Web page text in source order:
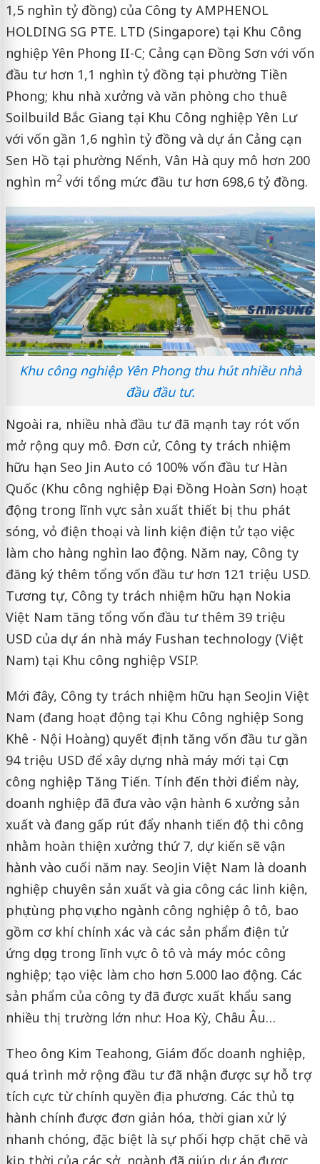
1,5 nghìn tỷ đồng) của Công ty AMPHENOL
HOLDING SG PTE. LTD (Singapore) tại Khu Công
nghiệp Yên Phong II-C; Cảng cạn Đồng Sơn với vốn
đầu tư hơn 1,1 nghìn tỷ đồng tại phường Tiền
Phong; khu nhà xưởng và văn phòng cho thuê
Soilbuild Bắc Giang tại Khu Công nghiệp Yên Lư
với vốn gần 1,6 nghìn tỷ đồng và dự án Cảng cạn
Sen Hồ tại phường Nếnh, Vân Hà quy mô hơn 200
nghìn m2 với tổng mức đầu tư hơn 698,6 tỷ đồng.
Khu công nghiệp Yên Phong thu hút nhiều nhà
đầu đầu tư.
Ngoài ra, nhiều nhà đầu tư đã mạnh tay rót vốn
mở rộng quy mô. Đơn cử, Công ty trách nhiệm
hữu hạn Seo Jin Auto có 100% vốn đầu tư Hàn
Quốc (Khu công nghiệp Đại Đồng Hoàn Sơn) hoạt
động trong lĩnh vực sản xuất thiết bị thu phát
sóng, vỏ điện thoại và linh kiện điện tử tạo việc
làm cho hàng nghìn lao động. Năm nay, Công ty
đăng ký thêm tổng vốn đầu tư hơn 121 triệu USD.
Tương tự, Công ty trách nhiệm hữu hạn Nokia
Việt Nam tăng tổng vốn đầu tư thêm 39 triệu
USD của dự án nhà máy Fushan technology (Việt
Nam) tại Khu công nghiệp VSIP.
Mới đây, Công ty trách nhiệm hữu hạn SeoJin Việt
Nam (đang hoạt động tại Khu Công nghiệp Song
Khê - Nội Hoàng) quyết định tăng vốn đầu tư gần
94 triệu USD để xây dựng nhà máy mới tại Cụm
công nghiệp Tăng Tiến. Tính đến thời điểm này,
doanh nghiệp đã đưa vào vận hành 6 xưởng sản
xuất và đang gấp rút đẩy nhanh tiến độ thi công
nhằm hoàn thiện xưởng thứ 7, dự kiến sẽ vận
hành vào cuối năm nay. SeoJin Việt Nam là doanh
nghiệp chuyên sản xuất và gia công các linh kiện,
phụ tùng phục vụ cho ngành công nghiệp ô tô, bao
gồm cơ khí chính xác và các sản phẩm điện tử
ứng dụng trong lĩnh vực ô tô và máy móc công
nghiệp; tạo việc làm cho hơn 5.000 lao động. Các
sản phẩm của công ty đã được xuất khẩu sang
nhiều thị trường lớn như: Hoa Kỳ, Châu Âu…
Theo ông Kim Teahong, Giám đốc doanh nghiệp,
quá trình mở rộng đầu tư đã nhận được sự hỗ trợ
tích cực từ chính quyền địa phương. Các thủ tục
hành chính được đơn giản hóa, thời gian xử lý
nhanh chóng, đặc biệt là sự phối hợp chặt chẽ và
kịp thời của các sở, ngành đã giúp dự án được